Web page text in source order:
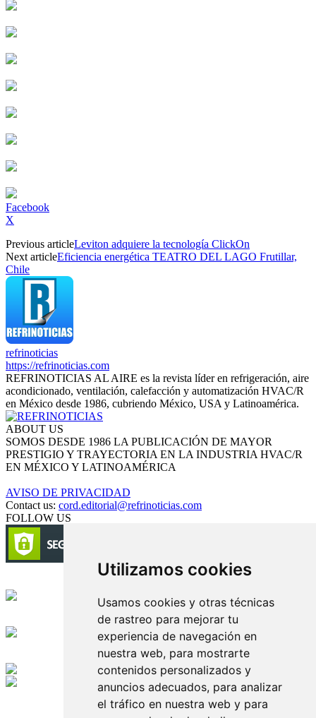
Utilizamos cookies
Usamos cookies y otras técnicas
de rastreo para mejorar tu
experiencia de navegación en
nuestra web, para mostrarte
contenidos personalizados y
anuncios adecuados, para analizar
el tráfico en nuestra web y para
Facebook
X
Previous articleLeviton adquiere la tecnología ClickOn
Next articleEficiencia energética TEATRO DEL LAGO Frutillar,
Chile
refrinoticias
https://refrinoticias.com
REFRINOTICIAS AL AIRE es la revista líder en refrigeración, aire
acondicionado, ventilación, calefacción y automatización HVAC/R
en México desde 1986, cubriendo México, USA y Latinoamérica.
ABOUT US
SOMOS DESDE 1986 LA PUBLICACIÓN DE MAYOR
PRESTIGIO Y TRAYECTORIA EN LA INDUSTRIA HVAC/R
EN MÉXICO Y LATINOAMÉRICA
AVISO DE PRIVACIDAD
Contact us: cord.editorial@refrinoticias.com
FOLLOW US
Edición digital con tecnología
Playa Revolcadero 222 Col. Reforma Iztaccihuatl Norte C.P. 08810
CIUDAD DE MEXICO